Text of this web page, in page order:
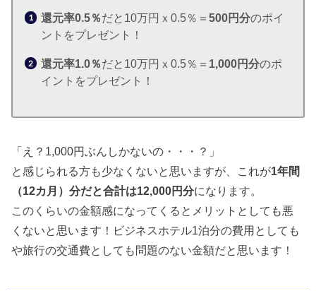
還元率0.5％だと10万円ｘ0.5％＝500円分のポイ
ントをプレゼント！
還元率1.0％だと10万円ｘ0.5％＝ 1,000円分のポ
イントをプレゼント！
「え？1,000円ぶんしかないの・・・？」
と感じられる方も少なくないと思いますが、これが1年間
（12カ月）分だと合計は12,000円分になります。
このくらいの金額感になってくるとメリットとしても悪
くないと思います！ビジネスホテル1泊分の費用としても
や旅行の交通費としても問題のない金額だと思います！